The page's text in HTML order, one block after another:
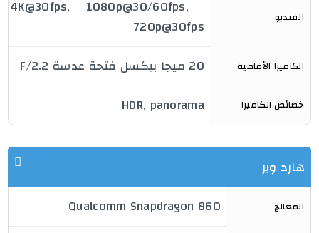
الفيديو
4K@30fps, 1080p@30/60fps,
720p@30fps
الكاميرا الأمامية 20 ميجا بيكسل فتحة عدسة F/2.2
خصائص الكاميرا HDR, panorama
هارد وير
المعالج Qualcomm Snapdragon 860